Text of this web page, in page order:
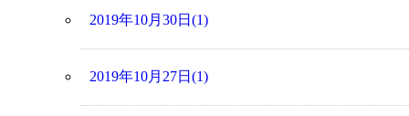
2019年10月30日(1)
2019年10月27日(1)